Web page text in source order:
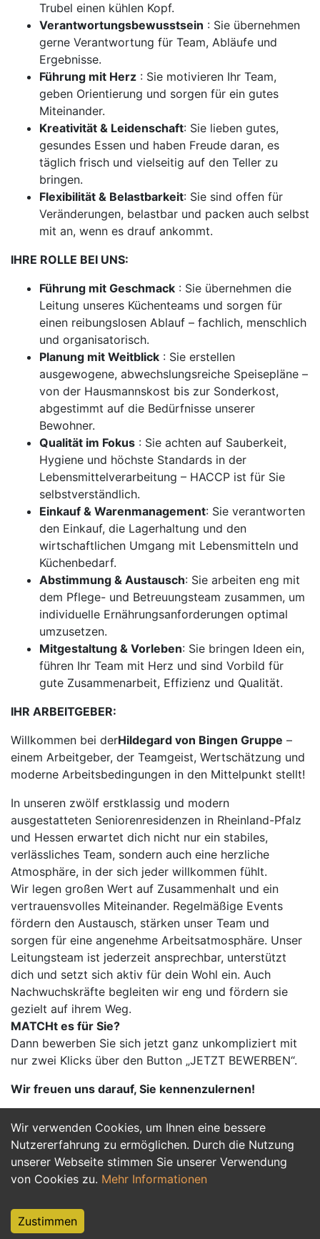
Wir verwenden Cookies, um Ihnen eine bessere
Nutzererfahrung zu ermöglichen. Durch die Nutzung
unserer Webseite stimmen Sie unserer Verwendung
von Cookies zu. Mehr Informationen
Zustimmen
Trubel einen kühlen Kopf.
Verantwortungsbewusstsein : Sie übernehmen
gerne Verantwortung für Team, Abläufe und
Ergebnisse.
Führung mit Herz : Sie motivieren Ihr Team,
geben Orientierung und sorgen für ein gutes
Miteinander.
Kreativität & Leidenschaft: Sie lieben gutes,
gesundes Essen und haben Freude daran, es
täglich frisch und vielseitig auf den Teller zu
bringen.
Flexibilität & Belastbarkeit: Sie sind offen für
Veränderungen, belastbar und packen auch selbst
mit an, wenn es drauf ankommt.
IHRE ROLLE BEI UNS:
Führung mit Geschmack : Sie übernehmen die
Leitung unseres Küchenteams und sorgen für
einen reibungslosen Ablauf – fachlich, menschlich
und organisatorisch.
Planung mit Weitblick : Sie erstellen
ausgewogene, abwechslungsreiche Speisepläne –
von der Hausmannskost bis zur Sonderkost,
abgestimmt auf die Bedürfnisse unserer
Bewohner.
Qualität im Fokus : Sie achten auf Sauberkeit,
Hygiene und höchste Standards in der
Lebensmittelverarbeitung – HACCP ist für Sie
selbstverständlich.
Einkauf & Warenmanagement: Sie verantworten
den Einkauf, die Lagerhaltung und den
wirtschaftlichen Umgang mit Lebensmitteln und
Küchenbedarf.
Abstimmung & Austausch: Sie arbeiten eng mit
dem Pflege- und Betreuungsteam zusammen, um
individuelle Ernährungsanforderungen optimal
umzusetzen.
Mitgestaltung & Vorleben: Sie bringen Ideen ein,
führen Ihr Team mit Herz und sind Vorbild für
gute Zusammenarbeit, Effizienz und Qualität.
IHR ARBEITGEBER:
Willkommen bei derHildegard von Bingen Gruppe –
einem Arbeitgeber, der Teamgeist, Wertschätzung und
moderne Arbeitsbedingungen in den Mittelpunkt stellt!
In unseren zwölf erstklassig und modern
ausgestatteten Seniorenresidenzen in Rheinland-Pfalz
und Hessen erwartet dich nicht nur ein stabiles,
verlässliches Team, sondern auch eine herzliche
Atmosphäre, in der sich jeder willkommen fühlt.
Wir legen großen Wert auf Zusammenhalt und ein
vertrauensvolles Miteinander. Regelmäßige Events
fördern den Austausch, stärken unser Team und
sorgen für eine angenehme Arbeitsatmosphäre. Unser
Leitungsteam ist jederzeit ansprechbar, unterstützt
dich und setzt sich aktiv für dein Wohl ein. Auch
Nachwuchskräfte begleiten wir eng und fördern sie
gezielt auf ihrem Weg.
MATCHt es für Sie?
Dann bewerben Sie sich jetzt ganz unkompliziert mit
nur zwei Klicks über den Button „JETZT BEWERBEN“.
Wir freuen uns darauf, Sie kennenzulernen!
Jetzt Bewerben